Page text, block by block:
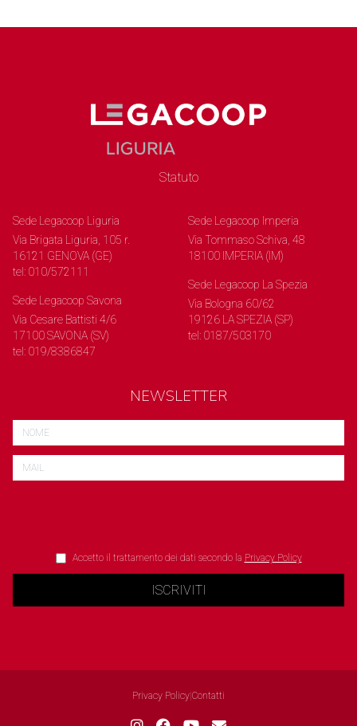
Statuto
Sede Legacoop Liguria
Via Brigata Liguria, 105 r.
16121 GENOVA (GE)
tel: 010/572111
Sede Legacoop Savona
Via Cesare Battisti 4/6
17100 SAVONA (SV)
tel: 019/8386847
Sede Legacoop Imperia
Via Tommaso Schiva, 48
18100 IMPERIA (IM)
Sede Legacoop La Spezia
Via Bologna 60/62
19126 LA SPEZIA (SP)
tel: 0187/503170
NEWSLETTER
Accetto il trattamento dei dati secondo la Privacy Policy
ISCRIVITI
Privacy Policy Contatti